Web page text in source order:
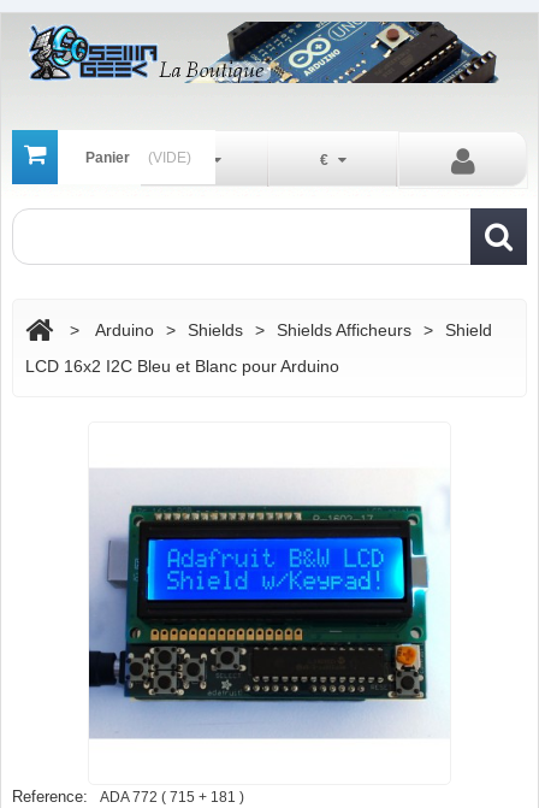
Panier (VIDE) €
Fr
> Arduino > Shields > Shields Afficheurs >
Shield
LCD 16x2 I2C Bleu et Blanc pour Arduino
Reference: ADA 772 ( 715 + 181 )